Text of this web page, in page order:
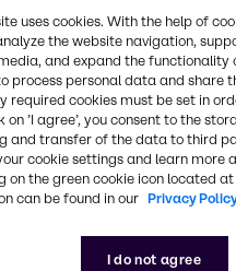
uses cookies. With the help of
the website navigation,
and expand the functionality
process personal data and
required cookies must be set in
on ’I agree’, you consent to the
and transfer of the data to third
cookie settings and learn more
on the green cookie icon located
can be found in our Privacy
I do not agree